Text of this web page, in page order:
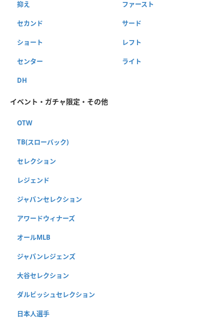
抑え ファースト
セカンド サード
ショート レフト
センター ライト
DH
イベント・ガチャ限定・その他
OTW
TB(スローバック)
セレクション
レジェンド
ジャパンセレクション
アワードウィナーズ
オールMLB
ジャパンレジェンズ
大谷セレクション
ダルビッシュセレクション
日本人選手